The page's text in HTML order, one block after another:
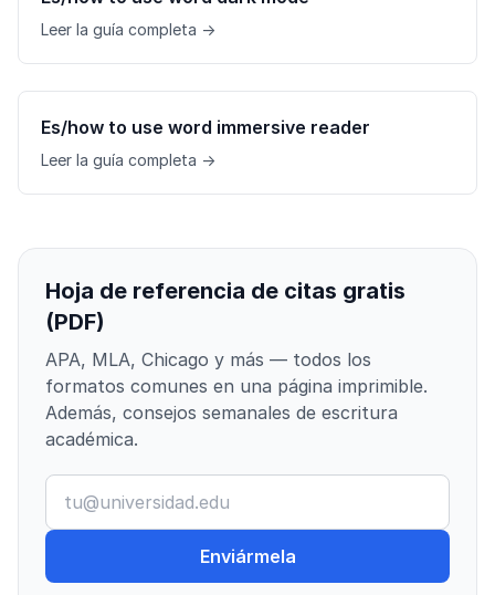
Leer la guía completa →
Es/how to use word immersive reader
Leer la guía completa →
Hoja de referencia de citas gratis
(PDF)
APA, MLA, Chicago y más — todos los
formatos comunes en una página imprimible.
Además, consejos semanales de escritura
académica.
Enviármela